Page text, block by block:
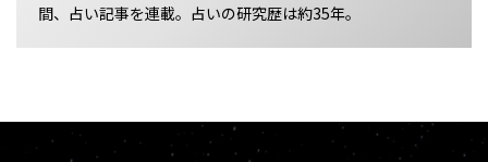
間、占い記事を連載。占いの研究歴は約35年。